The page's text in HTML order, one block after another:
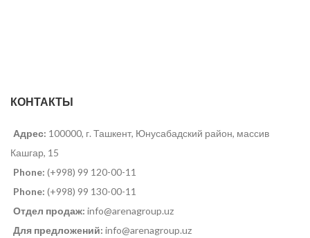
КОНТАКТЫ
Адрес: 100000, г. Ташкент, Юнусабадский район, массив
Кашгар, 15
Phone: (+998) 99 120-00-11
Phone: (+998) 99 130-00-11
Отдел продаж: info@arenagroup.uz
Для предложений: info@arenagroup.uz